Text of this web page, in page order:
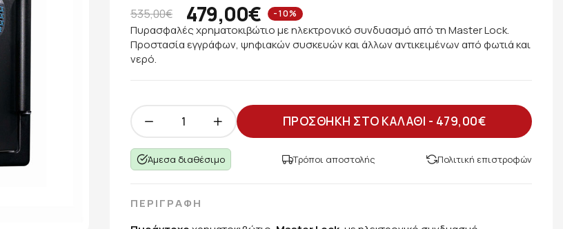
535,00€ 479,00€ -10%
Πυρασφαλές χρηματοκιβώτιο με ηλεκτρονικό συνδυασμό από τη Master Lock.
Προστασία εγγράφων, ψηφιακών συσκευών και άλλων αντικειμένων από φωτιά και
νερό.
ΠΡΟΣΘΗΚΗ ΣΤΟ ΚΑΛΑΘΙ - 479,00€
Άμεσα διαθέσιμο Τρόποι αποστολής Πολιτική επιστροφών
ΠΕΡΙΓΡΑΦΗ